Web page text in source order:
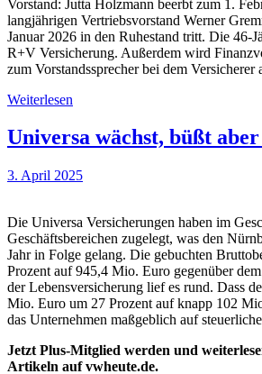
Vorstand: Jutta Holzmann beerbt zum 1.
langjährigen Vertriebsvorstand Werner
Januar 2026 in den Ruhestand tritt. Die 46-
R+V Versicherung. Außerdem wird
zum Vorstandssprecher bei dem Versicherer
Weiterlesen
Universa wächst, büßt
3. April 2025
Die Universa Versicherungen haben im
Geschäftsbereichen zugelegt, was den
Jahr in Folge gelang. Die gebuchten
Prozent auf 945,4 Mio. Euro gegenüber
der Lebensversicherung lief es rund. Dass
Mio. Euro um 27 Prozent auf knapp 102
das Unternehmen maßgeblich auf
Jetzt Plus-Mitglied werden und
Artikeln auf vwheute.de.